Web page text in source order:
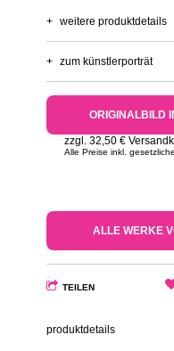
+ weitere produktdetails
+ zum künstlerporträt
ORIGINALBILD
zzgl. 32,50 €
Alle Preise inkl.
ALLE WERKE
TEILEN
produktdetails